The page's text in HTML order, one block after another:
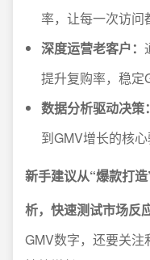
率，让每一次访问
深度运营老客户：
提升复购率，稳定
数据分析驱动决策：
到GMV增长的核
新手建议从“爆款打
析，快速测试市场反
GMV数字，还要关